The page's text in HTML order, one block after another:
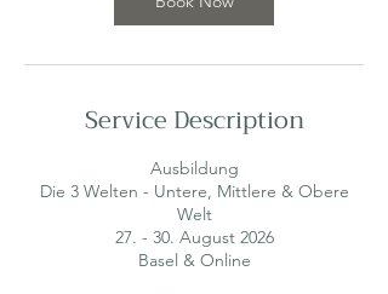
u
Service Description
Ausbildung
Die 3 Welten - Untere, Mittlere & Obere
Welt
27. - 30. August 2026
Basel & Online